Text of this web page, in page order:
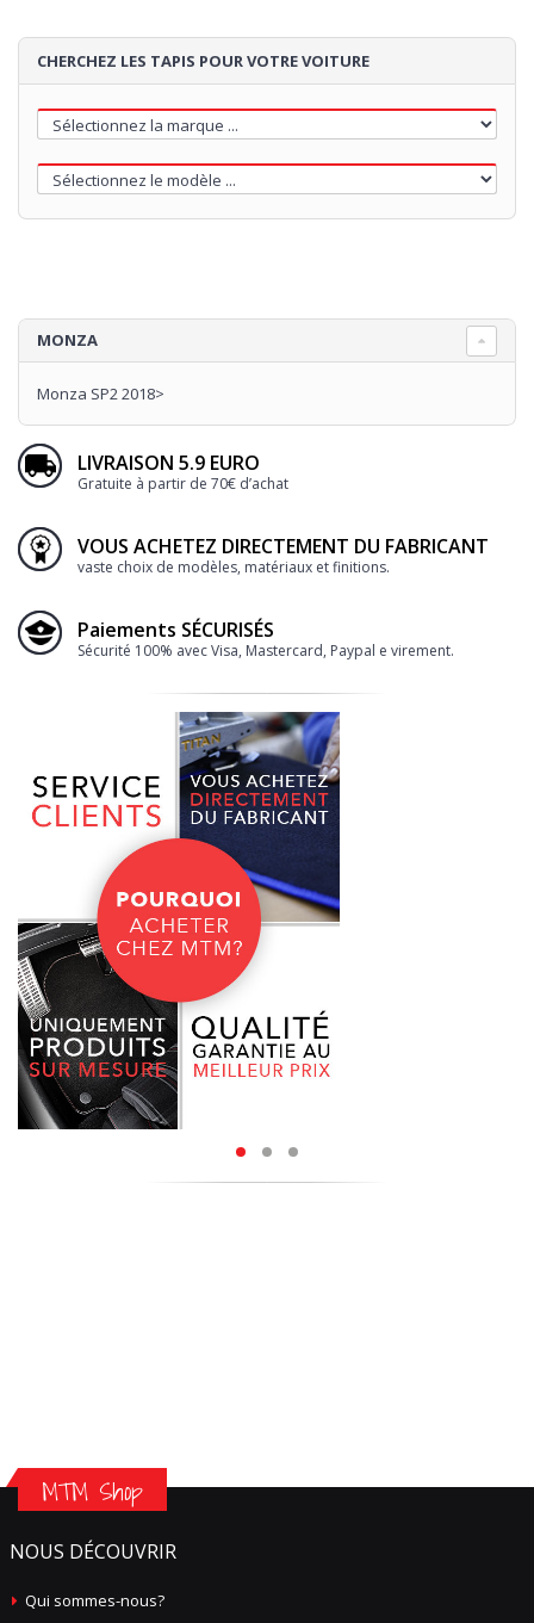
CHERCHEZ LES TAPIS POUR VOTRE VOITURE
MONZA
Monza SP2 2018>
LIVRAISON 5.9 EURO
Gratuite à partir de 70€ d’achat
VOUS ACHETEZ DIRECTEMENT DU FABRICANT
vaste choix de modèles, matériaux et finitions.
Paiements SÉCURISÉS
Sécurité 100% avec Visa, Mastercard, Paypal e virement.
MTM Shop
NOUS DÉCOUVRIR
Qui sommes-nous?